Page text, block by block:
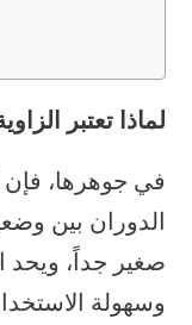
لماذا تعتبر
في جوهرها، فإن
الدوران بين
صغير جداً، ويحد
وسهولة